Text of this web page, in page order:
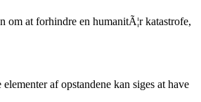
at forhindre en humanitÃ¦r katastrofe,
af opstandene kan siges at have